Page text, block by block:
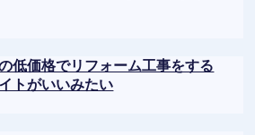
低価格でリフォーム工事をする
トがいいみたい